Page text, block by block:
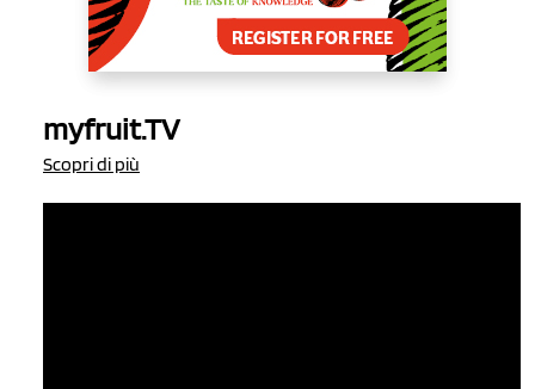
myfruit.TV
Scopri di più